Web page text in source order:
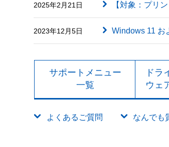
2025年2月21日 【対象：プリ
2023年12月5日 Windows 11 お
サポートメニュー
一覧
ドラ
ウェ
よくあるご質問 なんでも